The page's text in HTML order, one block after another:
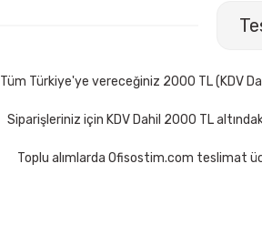
Sepete Ekle
Tüm Türkiye'ye vereceğiniz 2000 TL (KDV
Siparişleriniz için KDV Dahil 2000 TL
Toplu alımlarda Ofisostim.com teslimat